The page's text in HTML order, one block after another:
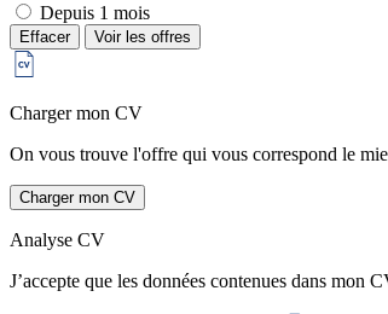
Depuis 1 mois
Effacer Voir les offres
Charger mon CV
On vous trouve l'offre qui vous correspond le
Charger mon CV
Analyse CV
J’accepte que les données contenues dans mon